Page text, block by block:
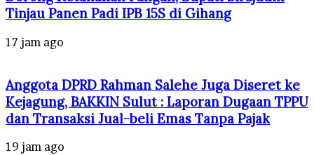
Tinjau Panen Padi IPB 15S di Gihang
17 jam ago
Anggota DPRD Rahman Salehe Juga Diseret ke
Kejagung, BAKKIN Sulut : Laporan Dugaan TPPU
dan Transaksi Jual-beli Emas Tanpa Pajak
19 jam ago